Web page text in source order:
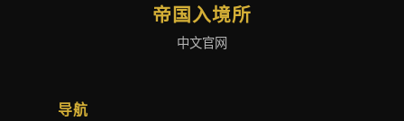
帝国入境所
中文官网
导航